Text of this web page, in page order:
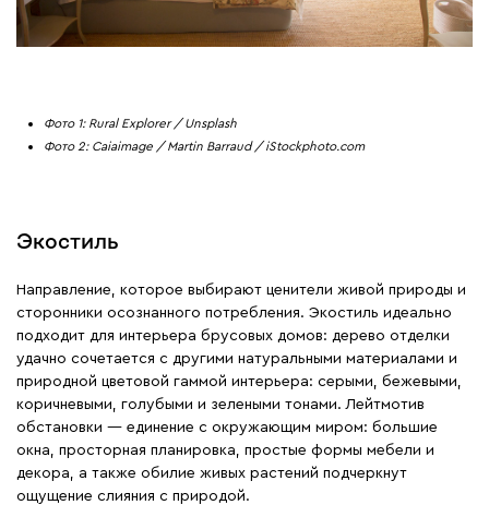
Фото 1: Rural Explorer / Unsplash
Фото 2: Caiaimage / Martin Barraud / iStockphoto.com
Экостиль
Направление, которое выбирают ценители живой природы и
сторонники осознанного потребления. Экостиль идеально
подходит для интерьера брусовых домов: дерево отделки
удачно сочетается с другими натуральными материалами и
природной цветовой гаммой интерьера: серыми, бежевыми,
коричневыми, голубыми и зелеными тонами. Лейтмотив
обстановки — единение с окружающим миром: большие
окна, просторная планировка, простые формы мебели и
декора, а также обилие живых растений подчеркнут
ощущение слияния с природой.